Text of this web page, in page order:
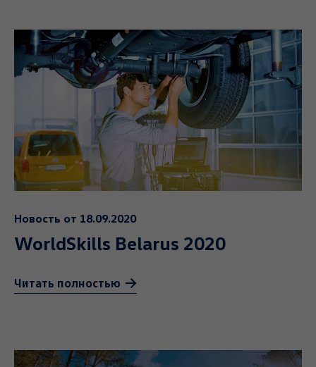
Новость от 18.09.2020
WorldSkills Belarus 2020
Читать полностью